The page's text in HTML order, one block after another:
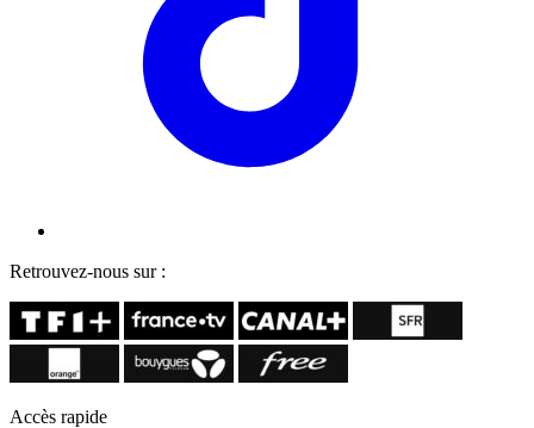
Retrouvez-nous sur :
Accès rapide